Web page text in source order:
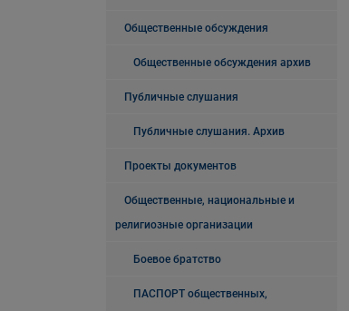
Общественные обсуждения
Общественные обсуждения архив
Публичные слушания
Публичные слушания. Архив
Проекты документов
Общественные, национальные и
религиозные организации
Боевое братство
ПАСПОРТ общественных,